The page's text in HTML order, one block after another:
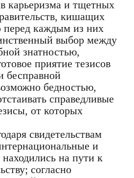
карьеризма и тщетных
кишащих
перед каждым из них
выбор между
знатностью,
приятие тезисов
бесправной
бедностью,
справедливые
от которых
свидетельствам
и
на пути к
согласно